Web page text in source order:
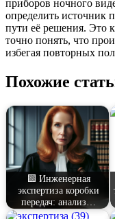
приборов ночного
определить источник
пути её решения. Это
точно понять, что
избегая повторных
Похожие
🟩 Инженерная
экспертиза коробки
передач: анализ…